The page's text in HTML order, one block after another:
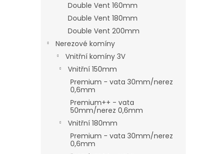
Double Vent 160mm
Double Vent 180mm
Double Vent 200mm
Nerezové komíny
Vnitřní komíny 3V
Vnitřní 150mm
Premium - vata 30mm/nerez
0,6mm
Premium++ - vata
50mm/nerez 0,6mm
Vnitřní 180mm
Premium - vata 30mm/nerez
0,6mm